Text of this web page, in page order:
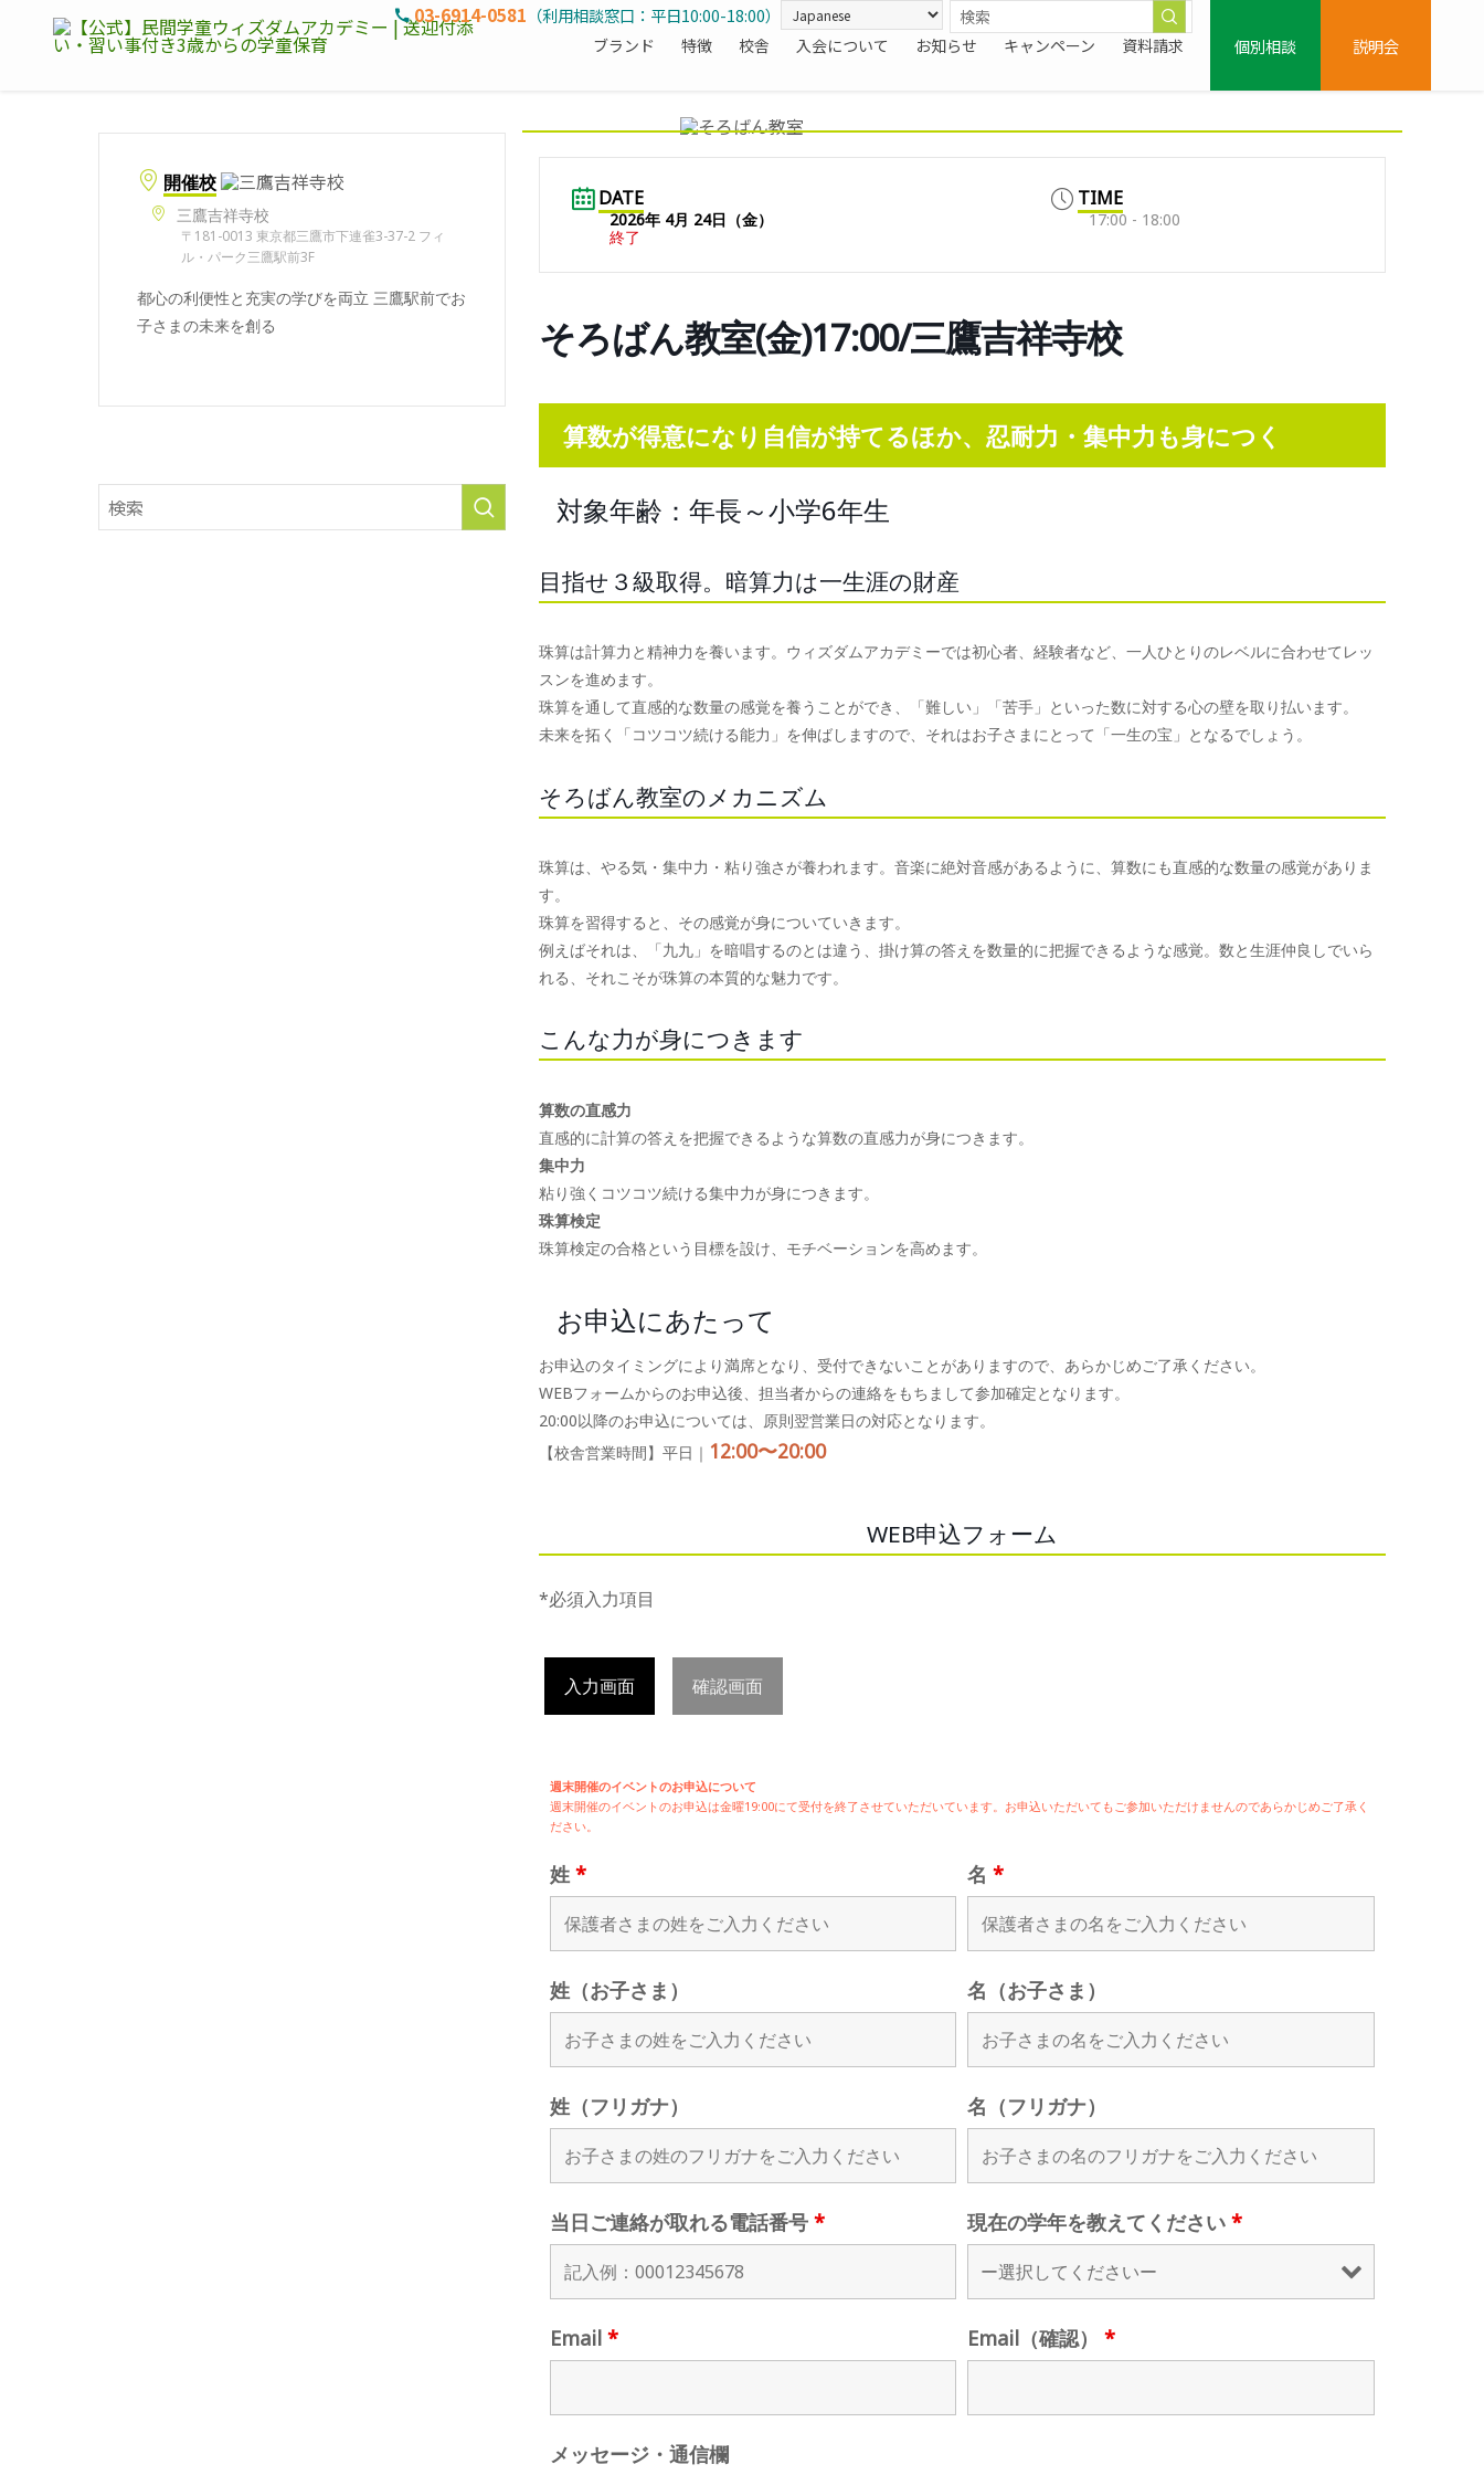
ブランド 特徴 校舎 入会について お知らせ キャンペーン 資料請求
03-6914-0581 （利用相談窓口：平日10:00-18:00）
個別相談
説明会
開催校
三鷹吉祥寺校
〒181-0013 東京都三鷹市下連雀3-37-2 フィ
ル・パーク三鷹駅前3F
都心の利便性と充実の学びを両立 三鷹駅前でお
子さまの未来を創る
DATE
2026年 4月 24日（金）
終了
TIME
17:00 - 18:00
そろばん教室(金)17:00/三鷹吉祥寺校
算数が得意になり自信が持てるほか、忍耐力・集中力も身につく
対象年齢：年長～小学6年生
目指せ３級取得。暗算力は一生涯の財産
珠算は計算力と精神力を養います。ウィズダムアカデミーでは初心者、経験者など、一人ひとりのレベルに合わせてレッ
スンを進めます。
珠算を通して直感的な数量の感覚を養うことができ、「難しい」「苦手」といった数に対する心の壁を取り払います。
未来を拓く「コツコツ続ける能力」を伸ばしますので、それはお子さまにとって「一生の宝」となるでしょう。
そろばん教室のメカニズム
珠算は、やる気・集中力・粘り強さが養われます。音楽に絶対音感があるように、算数にも直感的な数量の感覚がありま
す。
珠算を習得すると、その感覚が身についていきます。
例えばそれは、「九九」を暗唱するのとは違う、掛け算の答えを数量的に把握できるような感覚。数と生涯仲良しでいら
れる、それこそが珠算の本質的な魅力です。
こんな力が身につきます
算数の直感力
直感的に計算の答えを把握できるような算数の直感力が身につきます。
集中力
粘り強くコツコツ続ける集中力が身につきます。
珠算検定
珠算検定の合格という目標を設け、モチベーションを高めます。
お申込にあたって
お申込のタイミングにより満席となり、受付できないことがありますので、あらかじめご了承ください。
WEBフォームからのお申込後、担当者からの連絡をもちまして参加確定となります。
20:00以降のお申込については、原則翌営業日の対応となります。
【校舎営業時間】平日｜ 12:00〜20:00
WEB申込フォーム
*必須入力項目
入力画面 確認画面
週末開催のイベントのお申込について
週末開催のイベントのお申込は金曜19:00にて受付を終了させていただいています。お申込いただいてもご参加いただけませんのであらかじめご了承く
ださい。
姓 * 名*
姓（お子さま） 名（お子さま）
姓（フリガナ） 名（フリガナ）
当日ご連絡が取れる電話番号 * 現在の学年を教えてください*
Email * Email（確認）*
メッセージ・通信欄